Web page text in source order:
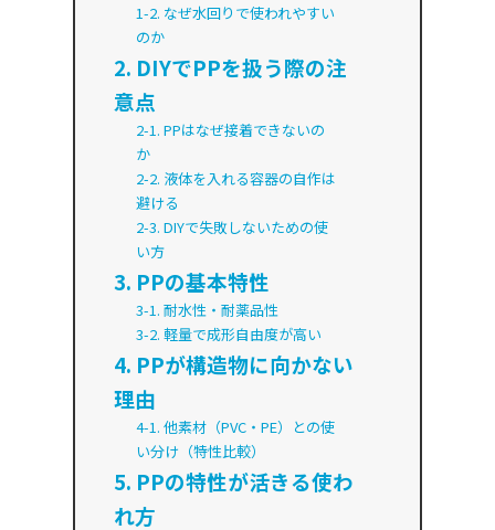
1-2. なぜ水回りで使われやすい
のか
2. DIYでPPを扱う際の注
意点
2-1. PPはなぜ接着できないの
か
2-2. 液体を入れる容器の自作は
避ける
2-3. DIYで失敗しないための使
い方
3. PPの基本特性
3-1. 耐水性・耐薬品性
3-2. 軽量で成形自由度が高い
4. PPが構造物に向かない
理由
4-1. 他素材（PVC・PE）との使
い分け（特性比較）
5. PPの特性が活きる使わ
れ方